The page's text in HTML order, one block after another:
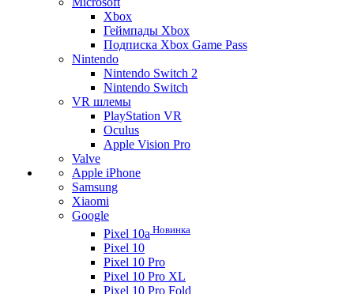
Xbox
Геймпады Xbox
Подписка Xbox Game Pass
Nintendo
Nintendo Switch 2
Nintendo Switch
VR шлемы
PlayStation VR
Oculus
Apple Vision Pro
Valve
Apple iPhone
Samsung
Xiaomi
Google
Pixel 10a Новинка
Pixel 10
Pixel 10 Pro
Pixel 10 Pro XL
Pixel 10 Pro Fold